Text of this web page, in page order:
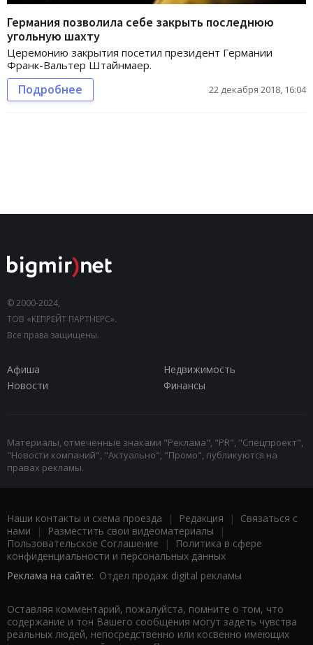
Германия позволила себе закрыть последнюю
угольную шахту
Церемонию закрытия посетил президент Германии
Франк-Вальтер Штайнмаер.
Подробнее 22 декабря 2018, 16:04
© 2000-2024,
ТОВ «КЕПРЕЙТ ПАРТНЕРС».
Все права защищены.
Афиша
Недвижимость
Новости
Финансы
Материалы, отмеченные знаками "Реклама", "PR", "Спецпроект",
"Новости компаний", "Актуально", "Промо", публикуются на
правах рекламы.
Наши контакты и схема проезда | Редакция | Связаться с
нами | Разместить свои видеоматериалы |
Пользовательское Соглашение |
Политика в сфере
конфиденциальности и персональных данных
Реклама на сайте: Отдел продаж digital рекламы
Оставляя комментарий, пожалуйста, помните о том, что
содержание и тон Вашего сообщения могут задеть чувства
реальных людей, непосредственно или косвенно имеющих